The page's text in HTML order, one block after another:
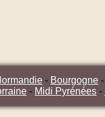
- Bourgogne -
- Midi Pyrénées -